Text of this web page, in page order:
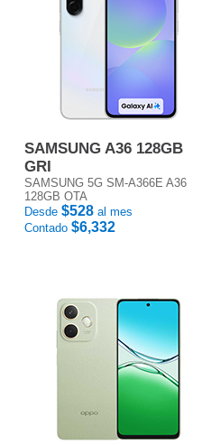
SAMSUNG A36 128GB
GRI
SAMSUNG 5G SM-A366E A36
128GB OTA
Desde $528 al mes
Contado $6,332